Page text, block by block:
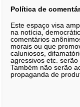
Política de
Este espaço visa
na notícia,
comentários
morais ou que
caluniosos,
agressivos etc.
Também não serão
propaganda de